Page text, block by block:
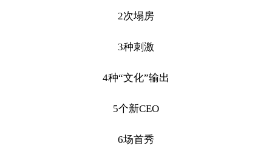
2次塌房
3种刺激
4种“文化”输出
5个新CEO
6场首秀